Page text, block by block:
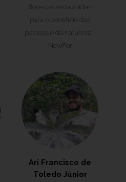
florestas restauradas
para o benefício das
pessoas e da natureza -
NewFor
Ari Francisco de
Toledo Júnior